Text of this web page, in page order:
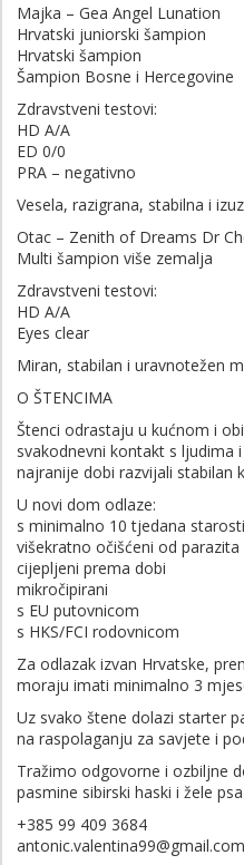
Majka – Gea Angel Lunation
Hrvatski juniorski šampion
Hrvatski šampion
Šampion Bosne i Hercegovine
Zdravstveni testovi:
HD A/A
ED 0/0
PRA – negativno
Vesela, razigrana, stabilna i
Otac – Zenith of Dreams Dr
Multi šampion više zemalja
Zdravstveni testovi:
HD A/A
Eyes clear
Miran, stabilan i uravnotežen
O ŠTENCIMA
Štenci odrastaju u kućnom i
svakodnevni kontakt s ljudima
najranije dobi razvijali stabilan
U novi dom odlaze:
s minimalno 10 tjedana
višekratno očišćeni od parazita
cijepljeni prema dobi
mikročipirani
s EU putovnicom
s HKS/FCI rodovnicom
Za odlazak izvan Hrvatske,
moraju imati minimalno 3
Uz svako štene dolazi starter
na raspolaganju za savjete i
Tražimo odgovorne i ozbiljne
pasmine sibirski haski i žele
+385 99 409 3684
antonic.valentina99@gmail.com